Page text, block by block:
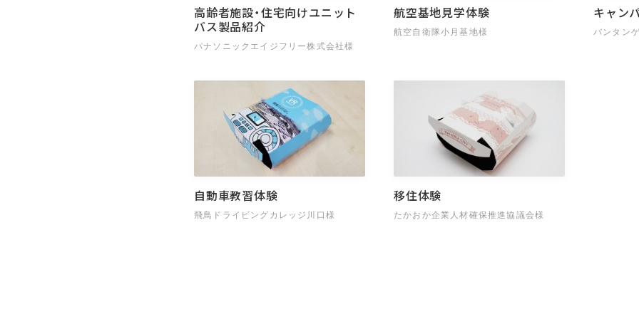
高齢者施設・住宅向けユニット
バス製品紹介
パナソニックエイジフリー株式会社様
航空基地見学体験
航空自衛隊小月基地様
キャン
バンタン
自動車教習体験
飛鳥ドライビングカレッジ川口様
移住体験
たかおか企業人材確保推進協議会様